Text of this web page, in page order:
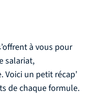
à vous pour
salariat,
Voici un petit récap’
de chaque formule.